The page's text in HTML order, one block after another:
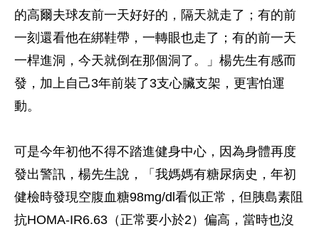
的高爾夫球友前一天好好的，隔天就走了；有的前
一刻還看他在綁鞋帶，一轉眼也走了；有的前一天
一桿進洞，今天就倒在那個洞了。」楊先生有感而
發，加上自己3年前裝了3支心臟支架，更害怕運
動。
可是今年初他不得不踏進健身中心，因為身體再度
發出警訊，楊先生說，「我媽媽有糖尿病史，年初
健檢時發現空腹血糖98mg/dl看似正常，但胰島素阻
抗HOMA-IR6.63（正常要小於2）偏高，當時也沒